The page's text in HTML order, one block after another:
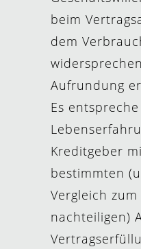
beim
dem
Aufrundung
Es
Kreditgeber
bestimmten
Vergleich
nachteiligen)